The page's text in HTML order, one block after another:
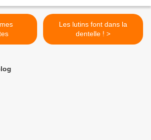
Les lutins font dans la
dentelle ! >